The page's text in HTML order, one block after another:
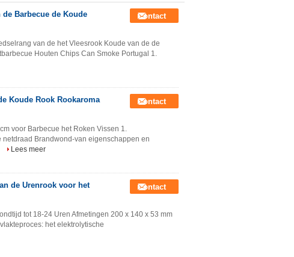
Barbecue de Koude
Contact
van de het Vleesrook Koude van de de
Houten Chips Can Smoke Portugal 1.
Koude Rook Rookaroma
Contact
voor Barbecue het Roken Vissen 1.
Brandwond-van eigenschappen en
Lees meer
de Urenrook voor het
Contact
tot 18-24 Uren Afmetingen 200 x 140 x 53 mm
het elektrolytische